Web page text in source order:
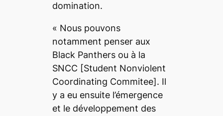
domination.
« Nous pouvons
notamment penser aux
Black Panthers ou à la
SNCC [Student Nonviolent
Coordinating Commitee]. Il
y a eu ensuite l’émergence
et le développement des